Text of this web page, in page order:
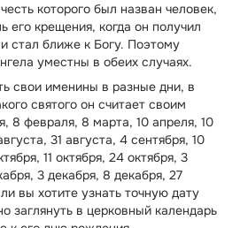
которого был назван человек,
его крещения, когда он получил
стал ближе к Богу. Поэтому
уместны в обеих случаях.
свои именины в разные дни, в
святого он считает своим
8 февраля, 8 марта, 10 апреля, 10
31 августа, 4 сентября, 10
11 октября, 24 октября, 3
3 декабря, 8 декабря, 27
вы хотите узнать точную дату
заглянуть в церковный календарь